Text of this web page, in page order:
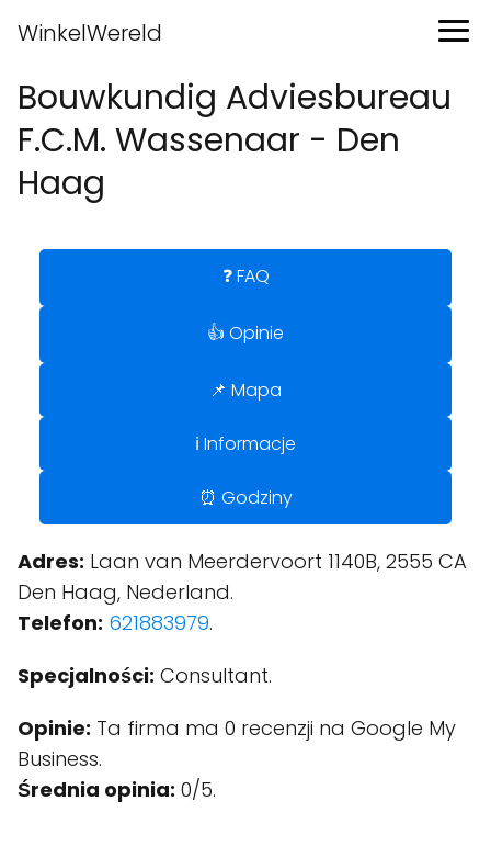
WinkelWereld
Bouwkundig Adviesbureau
F.C.M. Wassenaar - Den
Haag
❓ FAQ
👍 Opinie
📌 Mapa
ℹ️ Informacje
⏰ Godziny
Adres: Laan van Meerdervoort 1140B, 2555 CA
Den Haag, Nederland.
Telefon: 621883979.
Specjalności: Consultant.
Opinie: Ta firma ma 0 recenzji na Google My
Business.
Średnia opinia: 0/5.